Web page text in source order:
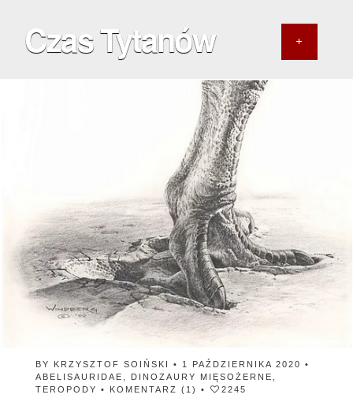
Czas Tytanów
BY KRZYSZTOF SOIŃSKI
• 1 PAŹDZIERNIKA 2020 •
ABELISAURIDAE , DINOZAURY MIĘSOŻERNE ,
TEROPODY • KOMENTARZ (1) • 2245